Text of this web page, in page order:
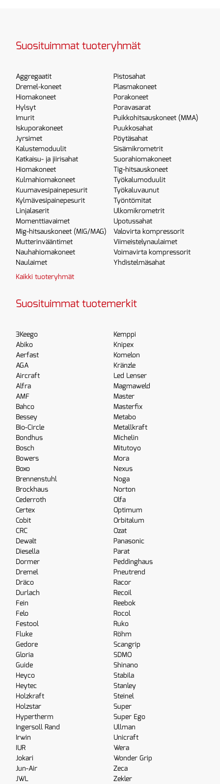
Suosituimmat tuoteryhmät
Aggregaatit
Dremel-koneet
Hiomakoneet
Hylsyt
Imurit
Iskuporakoneet
Jyrsimet
Kalustemoduulit
Katkaisu- ja jiirisahat
Hiomakoneet
Kulmahiomakoneet
Kuumavesipainepesurit
Kylmävesipainepesurit
Linjalaserit
Momenttiavaimet
Mig-hitsauskoneet (MIG/MAG)
Mutterinvääntimet
Nauhahiomakoneet
Naulaimet
Pistosahat
Plasmakoneet
Porakoneet
Poravasarat
Puikkohitsauskoneet (MMA)
Puukkosahat
Pöytäsahat
Sisämikrometrit
Suorahiomakoneet
Tig-hitsauskoneet
Työkalumoduulit
Työkaluvaunut
Työntömitat
Ulkomikrometrit
Upotussahat
Valovirta kompressorit
Viimeistelynaulaimet
Voimavirta kompressorit
Yhdistelmäsahat
Kaikki tuoteryhmät
Suosituimmat tuotemerkit
3Keego
Abiko
Aerfast
AGA
Aircraft
Alfra
AMF
Bahco
Bessey
Bio-Circle
Bondhus
Bosch
Bowers
Boxo
Brennenstuhl
Brockhaus
Cederroth
Certex
Cobit
CRC
Dewalt
Diesella
Dormer
Dremel
Dräco
Durlach
Fein
Felo
Festool
Fluke
Gedore
Gloria
Guide
Heyco
Heytec
Holzkraft
Holzstar
Hypertherm
Ingersoll Rand
Irwin
IUR
Jokari
Jun-Air
JWL
Kemppi
Knipex
Komelon
Kränzle
Led Lenser
Magmaweld
Master
Masterfix
Metabo
Metallkraft
Michelin
Mitutoyo
Mora
Nexus
Noga
Norton
Olfa
Optimum
Orbitalum
Ozat
Panasonic
Parat
Peddinghaus
Pneutrend
Racor
Recoil
Reebok
Rocol
Ruko
Röhm
Scangrip
SDMO
Shinano
Stabila
Stanley
Steinel
Super
Super Ego
Ullman
Unicraft
Wera
Wonder Grip
Zeca
Zekler